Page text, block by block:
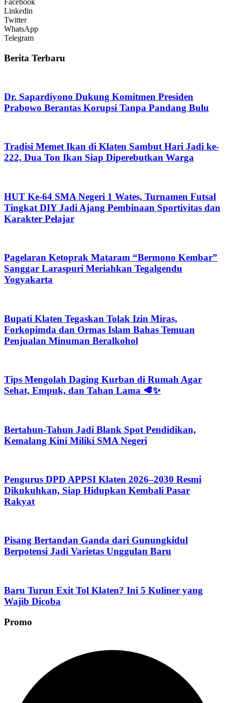
Linkedin
Twitter
WhatsApp
Telegram
Berita Terbaru
Dr. Sapardiyono Dukung Komitmen Presiden
Prabowo Berantas Korupsi Tanpa Pandang Bulu
Tradisi Memet Ikan di Klaten Sambut Hari Jadi ke-
222, Dua Ton Ikan Siap Diperebutkan Warga
HUT Ke-64 SMA Negeri 1 Wates, Turnamen Futsal
Tingkat DIY Jadi Ajang Pembinaan Sportivitas dan
Karakter Pelajar
Pagelaran Ketoprak Mataram “Bermono Kembar”
Sanggar Laraspuri Meriahkan Tegalgendu
Yogyakarta
Bupati Klaten Tegaskan Tolak Izin Miras,
Forkopimda dan Ormas Islam Bahas Temuan
Penjualan Minuman Beralkohol
Tips Mengolah Daging Kurban di Rumah Agar
Sehat, Empuk, dan Tahan Lama 🥩✨
Bertahun-Tahun Jadi Blank Spot Pendidikan,
Kemalang Kini Miliki SMA Negeri
Pengurus DPD APPSI Klaten 2026–2030 Resmi
Dikukuhkan, Siap Hidupkan Kembali Pasar
Rakyat
Pisang Bertandan Ganda dari Gunungkidul
Berpotensi Jadi Varietas Unggulan Baru
Baru Turun Exit Tol Klaten? Ini 5 Kuliner yang
Wajib Dicoba
Promo